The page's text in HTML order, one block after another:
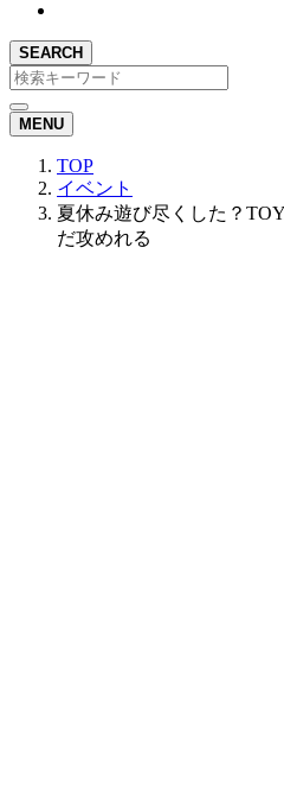
SEARCH
MENU
TOP
イベント
夏休み遊び尽くした？
だ攻めれる